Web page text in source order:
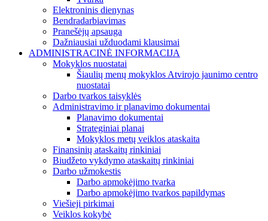
Elektroninis dienynas
Bendradarbiavimas
Pranešėjų apsauga
Dažniausiai užduodami klausimai
ADMINISTRACINĖ INFORMACIJA
Mokyklos nuostatai
Šiaulių menų mokyklos Atvirojo jaunimo centro
nuostatai
Darbo tvarkos taisyklės
Administravimo ir planavimo dokumentai
Planavimo dokumentai
Strateginiai planai
Mokyklos metų veiklos ataskaita
Finansinių ataskaitų rinkiniai
Biudžeto vykdymo ataskaitų rinkiniai
Darbo užmokestis
Darbo apmokėjimo tvarka
Darbo apmokėjimo tvarkos papildymas
Viešieji pirkimai
Veiklos kokybė